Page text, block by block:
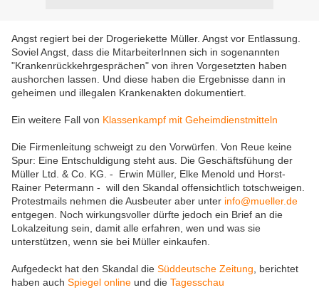
Angst regiert bei der Drogeriekette Müller. Angst vor Entlassung.
Soviel Angst, dass die MitarbeiterInnen sich in sogenannten
"Krankenrückkehrgesprächen" von ihren Vorgesetzten haben
aushorchen lassen. Und diese haben die Ergebnisse dann in
geheimen und illegalen Krankenakten dokumentiert.
Ein weitere Fall von Klassenkampf mit Geheimdienstmitteln
Die Firmenleitung schweigt zu den Vorwürfen. Von Reue keine
Spur: Eine Entschuldigung steht aus. Die Geschäftsfühung der
Müller Ltd. & Co. KG. - Erwin Müller, Elke Menold und Horst-
Rainer Petermann - will den Skandal offensichtlich totschweigen.
Protestmails nehmen die Ausbeuter aber unter info@mueller.de
entgegen. Noch wirkungsvoller dürfte jedoch ein Brief an die
Lokalzeitung sein, damit alle erfahren, wen und was sie
unterstützen, wenn sie bei Müller einkaufen.
Aufgedeckt hat den Skandal die Süddeutsche Zeitung , berichtet
haben auch Spiegel online und die Tagesschau